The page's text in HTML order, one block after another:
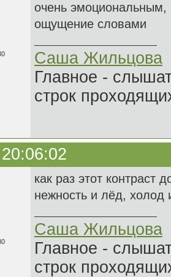
очень
ощущение словами
Саша Жильцова
Главное -
строк
как раз этот контраст
нежность и лёд, холод
Саша Жильцова
Главное -
строк